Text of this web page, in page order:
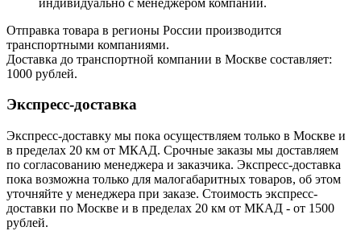
Отправка товара в регионы России производится
транспортными компаниями.
Доставка до транспортной компании в Москве составляет:
1000 рублей.
Экспресс-доставка
Экспресс-доставку мы пока осуществляем только в Москве и
в пределах 20 км от МКАД. Срочные заказы мы доставляем
по согласованию менеджера и заказчика. Экспресс-доставка
пока возможна только для малогабаритных товаров, об этом
уточняйте у менеджера при заказе. Стоимость экспресс-
доставки по Москве и в пределах 20 км от МКАД - от 1500
рублей.